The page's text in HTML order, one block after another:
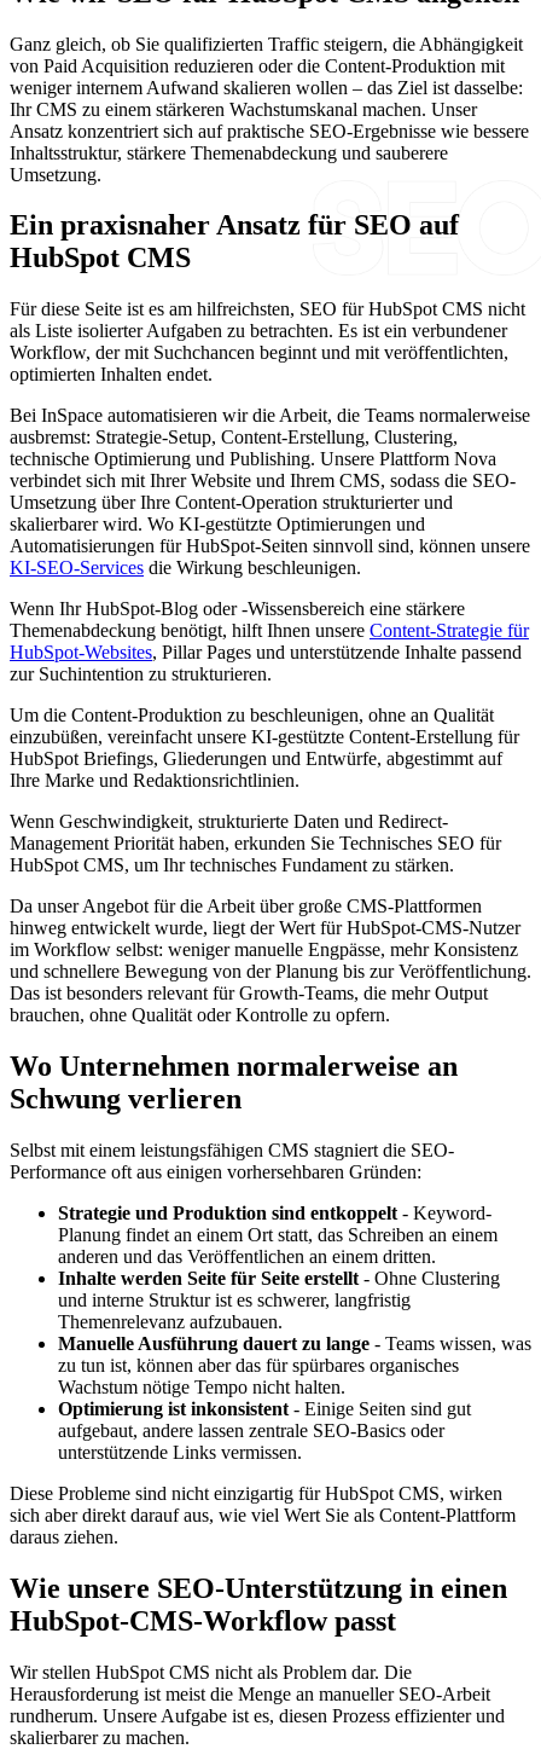
Ganz gleich, ob Sie qualifizierten Traffic steigern, die Abhängigkeit
von Paid Acquisition reduzieren oder die Content-Produktion mit
weniger internem Aufwand skalieren wollen – das Ziel ist dasselbe:
Ihr CMS zu einem stärkeren Wachstumskanal machen. Unser
Ansatz konzentriert sich auf praktische SEO-Ergebnisse wie bessere
Inhaltsstruktur, stärkere Themenabdeckung und sauberere
Umsetzung.
Ein praxisnaher Ansatz für SEO auf
HubSpot CMS
Für diese Seite ist es am hilfreichsten, SEO für HubSpot CMS nicht
als Liste isolierter Aufgaben zu betrachten. Es ist ein verbundener
Workflow, der mit Suchchancen beginnt und mit veröffentlichten,
optimierten Inhalten endet.
Bei InSpace automatisieren wir die Arbeit, die Teams normalerweise
ausbremst: Strategie-Setup, Content-Erstellung, Clustering,
technische Optimierung und Publishing. Unsere Plattform Nova
verbindet sich mit Ihrer Website und Ihrem CMS, sodass die SEO-
Umsetzung über Ihre Content-Operation strukturierter und
skalierbarer wird. Wo KI-gestützte Optimierungen und
Automatisierungen für HubSpot-Seiten sinnvoll sind, können unsere
KI-SEO-Services die Wirkung beschleunigen.
Wenn Ihr HubSpot-Blog oder -Wissensbereich eine stärkere
Themenabdeckung benötigt, hilft Ihnen unsere Content-Strategie für
HubSpot-Websites, Pillar Pages und unterstützende Inhalte passend
zur Suchintention zu strukturieren.
Um die Content-Produktion zu beschleunigen, ohne an Qualität
einzubüßen, vereinfacht unsere KI-gestützte Content-Erstellung für
HubSpot Briefings, Gliederungen und Entwürfe, abgestimmt auf
Ihre Marke und Redaktionsrichtlinien.
Wenn Geschwindigkeit, strukturierte Daten und Redirect-
Management Priorität haben, erkunden Sie Technisches SEO für
HubSpot CMS, um Ihr technisches Fundament zu stärken.
Da unser Angebot für die Arbeit über große CMS-Plattformen
hinweg entwickelt wurde, liegt der Wert für HubSpot-CMS-Nutzer
im Workflow selbst: weniger manuelle Engpässe, mehr Konsistenz
und schnellere Bewegung von der Planung bis zur Veröffentlichung.
Das ist besonders relevant für Growth-Teams, die mehr Output
brauchen, ohne Qualität oder Kontrolle zu opfern.
Wo Unternehmen normalerweise an
Schwung verlieren
Selbst mit einem leistungsfähigen CMS stagniert die SEO-
Performance oft aus einigen vorhersehbaren Gründen:
Strategie und Produktion sind entkoppelt - Keyword-
Planung findet an einem Ort statt, das Schreiben an einem
anderen und das Veröffentlichen an einem dritten.
Inhalte werden Seite für Seite erstellt - Ohne Clustering
und interne Struktur ist es schwerer, langfristig
Themenrelevanz aufzubauen.
Manuelle Ausführung dauert zu lange - Teams wissen, was
zu tun ist, können aber das für spürbares organisches
Wachstum nötige Tempo nicht halten.
Optimierung ist inkonsistent - Einige Seiten sind gut
aufgebaut, andere lassen zentrale SEO-Basics oder
unterstützende Links vermissen.
Diese Probleme sind nicht einzigartig für HubSpot CMS, wirken
sich aber direkt darauf aus, wie viel Wert Sie als Content-Plattform
daraus ziehen.
Wie unsere SEO-Unterstützung in einen
HubSpot-CMS-Workflow passt
Wir stellen HubSpot CMS nicht als Problem dar. Die
Herausforderung ist meist die Menge an manueller SEO-Arbeit
rundherum. Unsere Aufgabe ist es, diesen Prozess effizienter und
skalierbarer zu machen.